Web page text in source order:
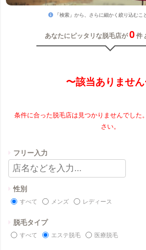
「検索」から、さらに細かく絞り込むこ
あなたにピッタリな脱毛店が0件
〜該当ありませ
条件に合った脱毛店は見つかりませんでした
さい。
フリー入力
性別
すべて メンズ レディース
脱毛タイプ
すべて エステ脱毛 医療脱毛